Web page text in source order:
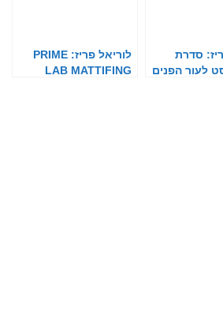
סדרת
לעור הפנים
לוריאל פריז: PRIME
LAB MATTIFING